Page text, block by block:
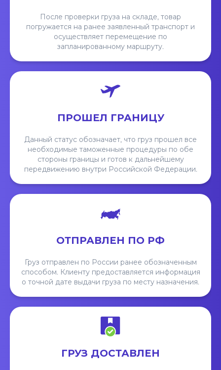
После проверки груза на складе, товар
погружается на ранее заявленный транспорт и
осуществляет перемещение по
запланированному маршруту.
ПРОШЕЛ ГРАНИЦУ
Данный статус обозначает, что груз прошел все
необходимые таможенные процедуры по обе
стороны границы и готов к дальнейшему
передвижению внутри Российской Федерации.
ОТПРАВЛЕН ПО РФ
Груз отправлен по России ранее обозначенным
способом. Клиенту предоставляется информация
о точной дате выдачи груза по месту назначения.
ГРУЗ ДОСТАВЛЕН